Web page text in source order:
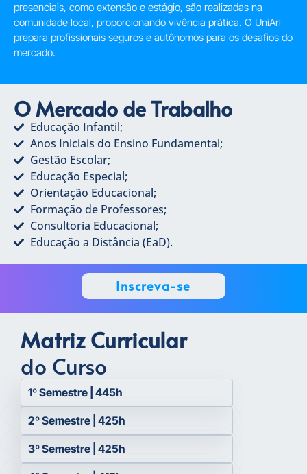
presenciais, como extensão e estágio, são realizadas na
comunidade local, proporcionando vivência prática. O UniAri
prepara profissionais seguros e autônomos para os desafios do
mercado.
O Mercado de Trabalho
Educação Infantil;
Anos Iniciais do Ensino Fundamental;
Gestão Escolar;
Educação Especial;
Orientação Educacional;
Formação de Professores;
Consultoria Educacional;
Educação a Distância (EaD).
Inscreva-se
Matriz Curricular
do Curso
1º Semestre | 445h
2º Semestre | 425h
3º Semestre | 425h